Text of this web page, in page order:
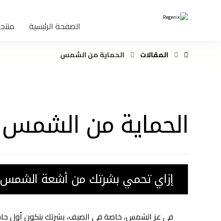
الصفحة الرئيسية
المقالات الحماية من الشمس
الحماية من الشمس
إزاي تحمي بشرتك من أشعة
في عز الشمس، خاصة في الصيف، بشرتك بتكون أول